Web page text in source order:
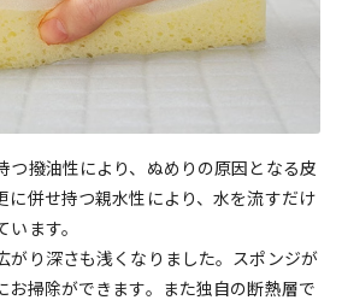
つ撥油性により、ぬめりの原因となる皮
に併せ持つ親水性により、水を流すだけ
ます。
がり深さも浅くなりました。スポンジが
お掃除ができます。また独自の断熱層で